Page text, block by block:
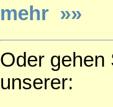
mehr »»
Oder gehen
unserer: